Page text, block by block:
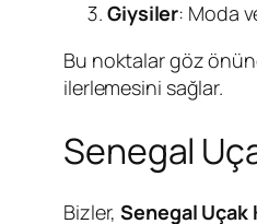
Giysiler: Moda
Bu noktalar göz
ilerlemesini sağlar.
Senegal
Bizler,Senegal Uçak